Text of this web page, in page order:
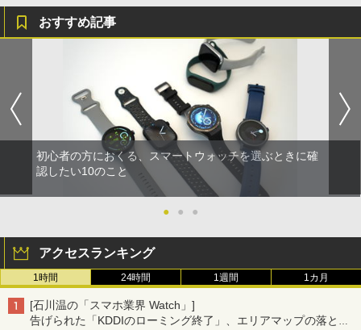
おすすめ記事
初心者の方におくる、スマートウォッチを選ぶときに確
認したい10のこと
● ● ●
アクセスランキング
1時間 24時間 1週間 1カ月
[石川温の「スマホ業界 Watch」]
告げられた「KDDIのローミング終了」、エリアマップの落とし